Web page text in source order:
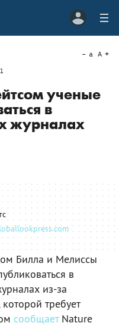
a A
ученые
в
журналах
Билла и Мелиссы
в
из-за
требует
сообщаетNature